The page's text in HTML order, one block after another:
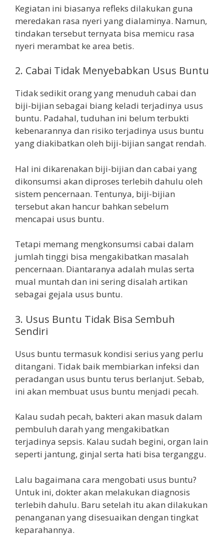
Kegiatan ini biasanya refleks dilakukan guna
meredakan rasa nyeri yang dialaminya. Namun,
tindakan tersebut ternyata bisa memicu rasa
nyeri merambat ke area betis.
2. Cabai Tidak Menyebabkan Usus Buntu
Tidak sedikit orang yang menuduh cabai dan
biji-bijian sebagai biang keladi terjadinya usus
buntu. Padahal, tuduhan ini belum terbukti
kebenarannya dan risiko terjadinya usus buntu
yang diakibatkan oleh biji-bijian sangat rendah.
Hal ini dikarenakan biji-bijian dan cabai yang
dikonsumsi akan diproses terlebih dahulu oleh
sistem pencernaan. Tentunya, biji-bijian
tersebut akan hancur bahkan sebelum
mencapai usus buntu.
Tetapi memang mengkonsumsi cabai dalam
jumlah tinggi bisa mengakibatkan masalah
pencernaan. Diantaranya adalah mulas serta
mual muntah dan ini sering disalah artikan
sebagai gejala usus buntu.
3. Usus Buntu Tidak Bisa Sembuh
Sendiri
Usus buntu termasuk kondisi serius yang perlu
ditangani. Tidak baik membiarkan infeksi dan
peradangan usus buntu terus berlanjut. Sebab,
ini akan membuat usus buntu menjadi pecah.
Kalau sudah pecah, bakteri akan masuk dalam
pembuluh darah yang mengakibatkan
terjadinya sepsis. Kalau sudah begini, organ lain
seperti jantung, ginjal serta hati bisa terganggu.
Lalu bagaimana cara mengobati usus buntu?
Untuk ini, dokter akan melakukan diagnosis
terlebih dahulu. Baru setelah itu akan dilakukan
penanganan yang disesuaikan dengan tingkat
keparahannya.